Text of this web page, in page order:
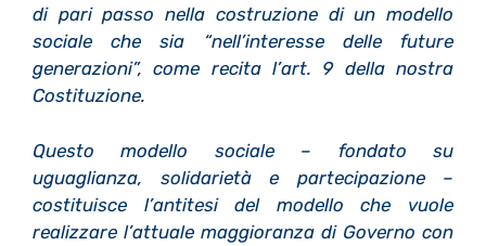
di pari passo nella costruzione di un modello
sociale che sia “nell’interesse delle future
generazioni”, come recita l’art. 9 della nostra
Costituzione.
Questo modello sociale – fondato su
uguaglianza, solidarietà e partecipazione –
costituisce l’antitesi del modello che vuole
realizzare l’attuale maggioranza di Governo con